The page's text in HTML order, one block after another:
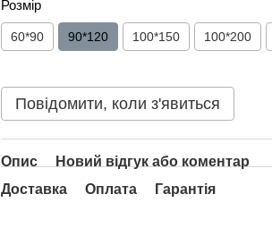
Розмір
60*90 90*120 100*150 100*200
Повідомити, коли з'явиться
Опис
Новий відгук або коментар
Доставка
Оплата Гарантія